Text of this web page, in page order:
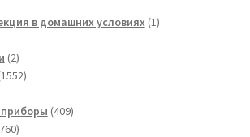
в домашних условиях 11
22
товара
15521552
409409
14760